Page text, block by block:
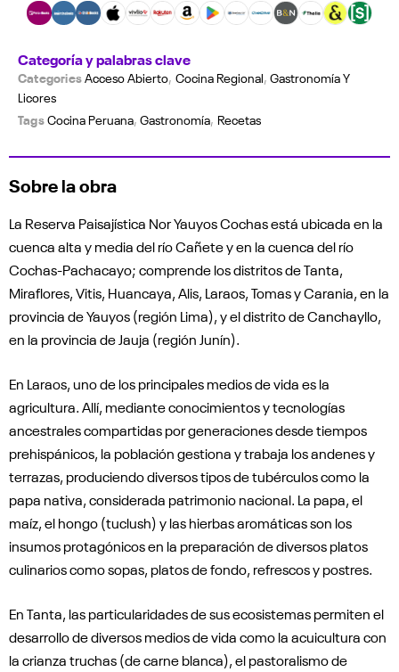
Categoría y palabras clave
CategoriesAcceso Abierto, Cocina Regional,Gastronomía Y
Licores
TagsCocina Peruana,Gastronomía, Recetas
Sobre la obra
La Reserva Paisajística Nor Yauyos Cochas está ubicada en la
cuenca alta y media del río Cañete y en la cuenca del río
Cochas-Pachacayo; comprende los distritos de Tanta,
Miraflores, Vitis, Huancaya, Alis, Laraos, Tomas y Carania, en la
provincia de Yauyos (región Lima), y el distrito de Canchayllo,
en la provincia de Jauja (región Junín).
En Laraos, uno de los principales medios de vida es la
agricultura. Allí, mediante conocimientos y tecnologías
ancestrales compartidas por generaciones desde tiempos
prehispánicos, la población gestiona y trabaja los andenes y
terrazas, produciendo diversos tipos de tubérculos como la
papa nativa, considerada patrimonio nacional. La papa, el
maíz, el hongo (tuclush) y las hierbas aromáticas son los
insumos protagónicos en la preparación de diversos platos
culinarios como sopas, platos de fondo, refrescos y postres.
En Tanta, las particularidades de sus ecosistemas permiten el
desarrollo de diversos medios de vida como la acuicultura con
la crianza truchas (de carne blanca), el pastoralismo de